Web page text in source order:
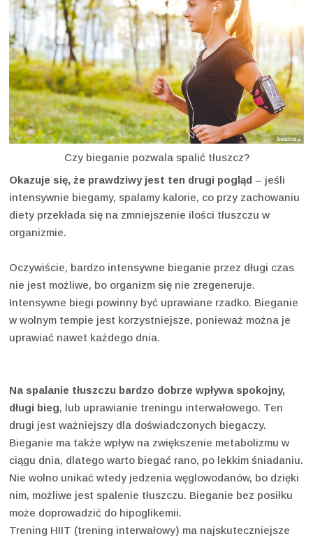
Czy bieganie pozwala spalić tłuszcz?
Okazuje się, że prawdziwy jest ten drugi pogląd – jeśli
intensywnie biegamy, spalamy kalorie, co przy zachowaniu
diety przekłada się na zmniejszenie ilości tłuszczu w
organizmie.
Oczywiście, bardzo intensywne bieganie przez długi czas
nie jest możliwe, bo organizm się nie zregeneruje.
Intensywne biegi powinny być uprawiane rzadko. Bieganie
w wolnym tempie jest korzystniejsze, ponieważ można je
uprawiać nawet każdego dnia.
Na spalanie tłuszczu bardzo dobrze wpływa spokojny,
długi bieg, lub uprawianie treningu interwałowego. Ten
drugi jest ważniejszy dla doświadczonych biegaczy.
Bieganie ma także wpływ na zwiększenie metabolizmu w
ciągu dnia, dlatego warto biegać rano, po lekkim śniadaniu.
Nie wolno unikać wtedy jedzenia węglowodanów, bo dzięki
nim, możliwe jest spalenie tłuszczu. Bieganie bez posiłku
może doprowadzić do hipoglikemii.
Trening HIIT (trening interwałowy) ma najskuteczniejsze